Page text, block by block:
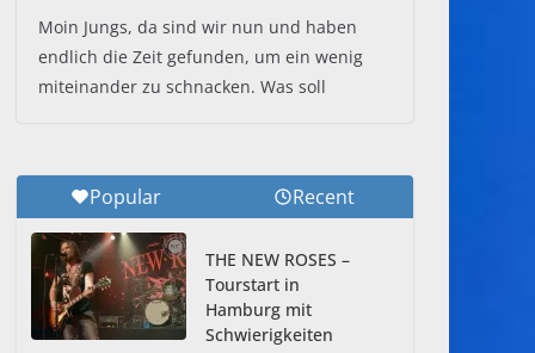
Moin Jungs, da sind wir nun und haben
endlich die Zeit gefunden, um ein wenig
miteinander zu schnacken. Was soll
Popular Recent
THE NEW ROSES –
Tourstart in
Hamburg mit
Schwierigkeiten